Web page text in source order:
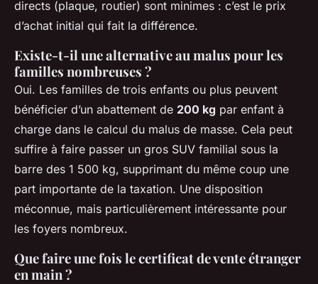
directs (plaque, routier) sont minimes : c’est le prix
d’achat initial qui fait la différence.
Existe-t-il une alternative au malus pour les
familles nombreuses ?
Oui. Les familles de trois enfants ou plus peuvent
bénéficier d’un abattement de 200 kg par enfant à
charge dans le calcul du malus de masse. Cela peut
suffire à faire passer un gros SUV familial sous la
barre des 1 500 kg, supprimant du même coup une
part importante de la taxation. Une disposition
méconnue, mais particulièrement intéressante pour
les foyers nombreux.
Que faire une fois le certificat de vente étranger
en main ?